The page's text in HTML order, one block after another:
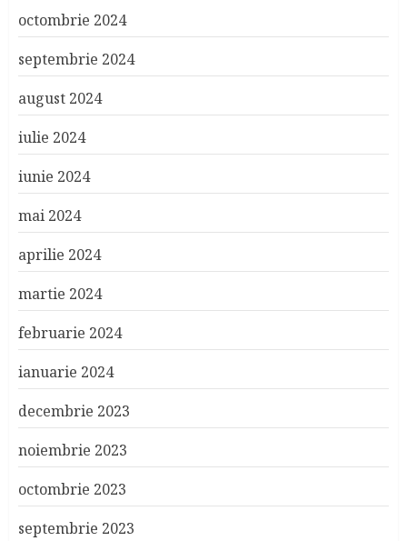
octombrie 2024
septembrie 2024
august 2024
iulie 2024
iunie 2024
mai 2024
aprilie 2024
martie 2024
februarie 2024
ianuarie 2024
decembrie 2023
noiembrie 2023
octombrie 2023
septembrie 2023